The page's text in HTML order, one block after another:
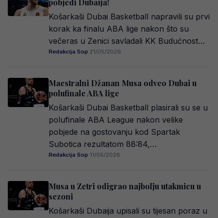
pobjedi Dubaija!
Košarkaši Dubai Basketball napravili su prvi
korak ka finalu ABA lige nakon što su
večeras u Zenici savladali KK Budućnost…
Redakcija Sop·21/05/2026
Maestralni Džanan Musa odveo Dubai u
polufinale ABA lige
Košarkaši Dubai Basketball plasirali su se u
polufinale ABA League nakon velike
pobjede na gostovanju kod Spartak
Subotica rezultatom 88:84,…
Redakcija Sop·11/05/2026
Musa u Zetri odigrao najbolju utakmicu u
sezoni
Košarkaši Dubaija upisali su tijesan poraz u